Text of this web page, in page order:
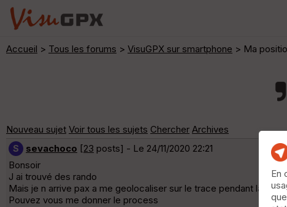
Accueil > Tous les forums > VisuGPX sur smartphone > Ma
Nouveau sujet Voir tous les sujets Chercher Archives
S sevachoco [23 posts] - Le 24/11/2020 22:21
Bonsoir
J ai trouvé des rando
Mais je n arrive pax a me geolocaliser sur le trace pendant la
Pouvez vous me donner le process
En